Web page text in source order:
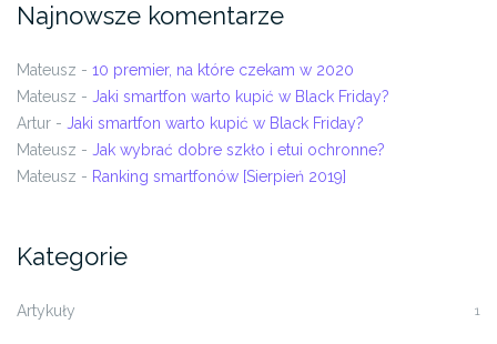
Najnowsze komentarze
Mateusz - 10 premier, na które czekam w 2020
Mateusz - Jaki smartfon warto kupić w Black Friday?
Artur - Jaki smartfon warto kupić w Black Friday?
Mateusz - Jak wybrać dobre szkło i etui ochronne?
Mateusz - Ranking smartfonów [Sierpień 2019]
Kategorie
Artykuły 1